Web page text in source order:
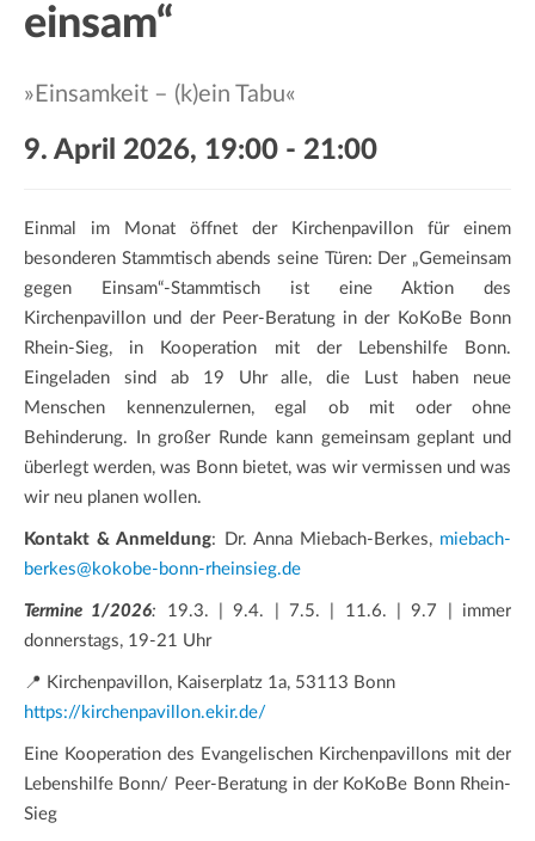
einsam“
»Einsamkeit – (k)ein Tabu«
9. April 2026, 19:00 - 21:00
Einmal im Monat öffnet der Kirchenpavillon für einem
besonderen Stammtisch abends seine Türen: Der „Gemeinsam
gegen Einsam“-Stammtisch ist eine Aktion des
Kirchenpavillon und der Peer-Beratung in der KoKoBe Bonn
Rhein-Sieg, in Kooperation mit der Lebenshilfe Bonn.
Eingeladen sind ab 19 Uhr alle, die Lust haben neue
Menschen kennenzulernen, egal ob mit oder ohne
Behinderung. In großer Runde kann gemeinsam geplant und
überlegt werden, was Bonn bietet, was wir vermissen und was
wir neu planen wollen.
Kontakt & Anmeldung: Dr. Anna Miebach-Berkes, miebach-
berkes@kokobe-bonn-rheinsieg.de
Termine 1/2026: 19.3. | 9.4. | 7.5. | 11.6. | 9.7 | immer
donnerstags, 19-21 Uhr
📍 Kirchenpavillon, Kaiserplatz 1a, 53113 Bonn
https://kirchenpavillon.ekir.de/
Eine Kooperation des Evangelischen Kirchenpavillons mit der
Lebenshilfe Bonn/ Peer-Beratung in der KoKoBe Bonn Rhein-
Sieg